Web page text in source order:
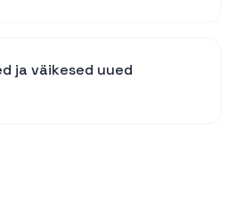
ja väikesed uued